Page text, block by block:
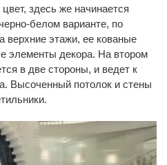
здесь же начинается
белом варианте, по
верхние этажи, ее кованые
элементы декора. На втором
в две стороны, и ведет к
Высоченный потолок и стены